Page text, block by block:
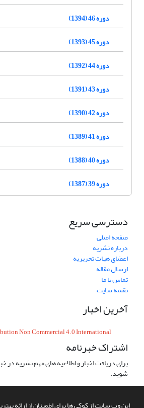
این وب سایت از کوکی ها برای اطمینان از ارائه
دوره 46 (1394)
دوره 45 (1393)
دوره 44 (1392)
دوره 43 (1391)
دوره 42 (1390)
دوره 41 (1389)
دوره 40 (1388)
دوره 39 (1387)
دسترسی سریع
صفحه اصلی
درباره نشریه
اعضای هیات تحریریه
ارسال مقاله
تماس با ما
نقشه سایت
آخرین اخبار
Non Commercial 4.0 International
اشتراک خبرنامه
برای دریافت اخبار و اطلاعیه های مهم نشریه
شوید.